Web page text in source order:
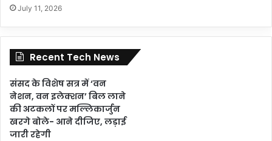
July 11, 2026
Recent Tech News
संसद के विशेष सत्र में ‘वन
नेशन, वन इलेक्शन’ बिल लाने
की अटकलों पर मल्लिकार्जुन
खरगे बोले- आने दीजिए, लड़ाई
जारी रहेगी